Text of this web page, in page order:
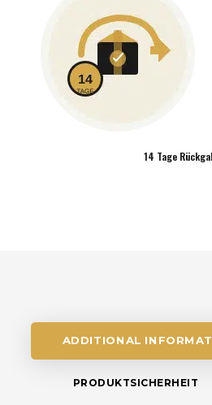
14 Tage
ADDITIONAL
PRODUKTSICHERHEIT